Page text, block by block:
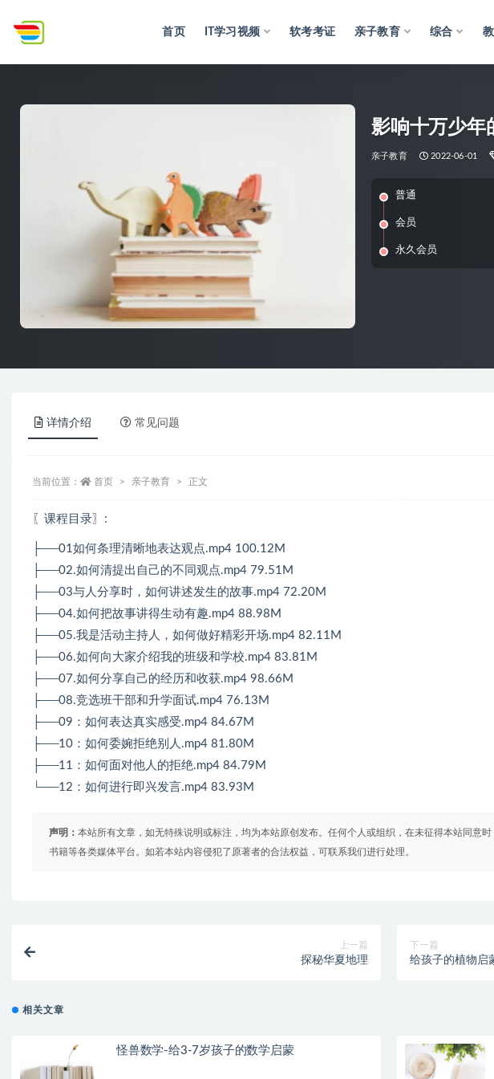
首页 IT学习视频 软考考证 亲子教育 综合
影响十万少年
亲子教育 2022-06-01
普通
会员
永久会员
详情介绍 常见问题
当前位置： 首页 亲子教育 正文
〖课程目录〗 :
├──01如何条理清晰地表达观点.mp4 100.12M
├──02.如何清提出自己的不同观点.mp4 79.51M
├──03与人分享时，如何讲述发生的故事.mp4 72.20M
├──04.如何把故事讲得生动有趣.mp4 88.98M
├──05.我是活动主持人，如何做好精彩开场.mp4 82.11M
├──06.如何向大家介绍我的班级和学校.mp4 83.81M
├──07.如何分享自己的经历和收获.mp4 98.66M
├──08.竞选班干部和升学面试.mp4 76.13M
├──09：如何表达真实感受.mp4 84.67M
├──10：如何委婉拒绝别人.mp4 81.80M
├──11：如何面对他人的拒绝.mp4 84.79M
└──12：如何进行即兴发言.mp4 83.93M
声明： 本站所有文章，如无特殊说明或标注，均为本站原创发布。任何个人或组织，在未征得本站同意
书籍等各类媒体平台。如若本站内容侵犯了原著者的合法权益，可联系我们进行处理。
上一篇
探秘华夏地理
下一篇
给孩子的植物启
相关文章
怪兽数学-给3-7岁孩子的数学启蒙